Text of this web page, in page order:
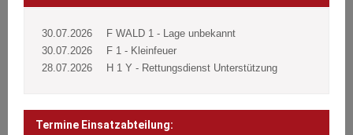
30.07.2026
F WALD 1 - Lage unbekannt
30.07.2026
F 1 - Kleinfeuer
28.07.2026
H 1 Y - Rettungsdienst Unterstützung
Termine Einsatzabteilung: